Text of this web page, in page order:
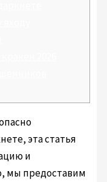
эта статья
и
мы предоставим